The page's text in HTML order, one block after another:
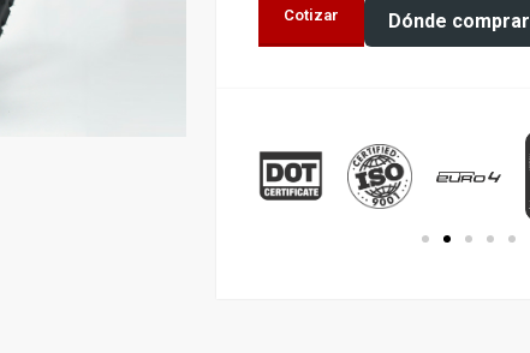
Cotizar Dónde comprar